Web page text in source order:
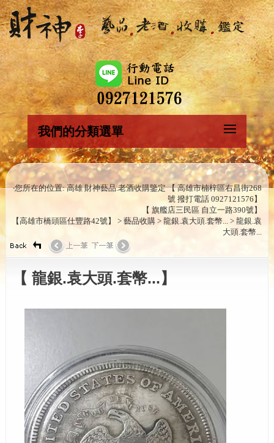
我們的分類選單
‧您所在的位置: 高雄 財神藝品.老酒收購鑒定 【 高雄市楠梓區右昌街268
號 撥打電話 0927121576】
【 旗艦店三民區 自立一路390號】
【高雄市橋頭區仕豐路42號】 > 藝品收購 > 龍銀.袁大頭.套幣... > 龍銀.袁
大頭.套幣...
【 龍銀.袁大頭.套幣...】